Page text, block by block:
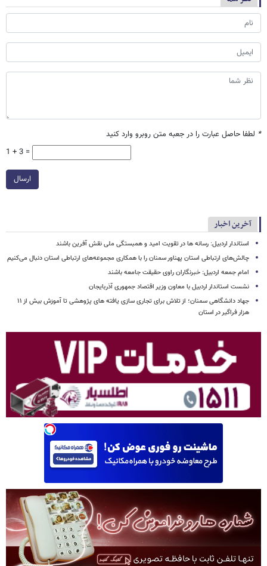
* لطفا حاصل عبارت را در جعبه متن روبرو وارد کنید
1 + 3 =
ارسال
آخرین اخبار
استاندار اردبیل: رسانه ها در تقویت امید و همبستگی ملی نقش‌ آفرین باشند
چالش‌های ارتباطی استان پهناور سمنان را با همکاری مجموعه‌های ارتباطی استان دنبال می‌کنیم
امام جمعه اردبیل: خبرنگاران راوی حقیقت جامعه باشند
نشست استاندار اردبیل با معاون وزیر اقتصاد جمهوری آذربایجان
جهاد دانشگاهی سمنان؛ از تلاش برای تجاری سازی یافته های پژوهشی تا آموزش بیش از ۱۱
هزار فراگیر در استان